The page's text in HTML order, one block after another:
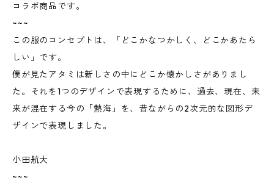
コラボ商品です。
~~~
この服のコンセプトは、「どこかなつかしく、どこかあたら
しい」です。
僕が見たアタミは新しさの中にどこか懐かしさがありまし
た。それを1つのデザインで表現するために、過去、現在、未
来が混在する今の「熱海」を、昔ながらの2次元的な図形デ
ザインで表現しました。
小田航大
~~~